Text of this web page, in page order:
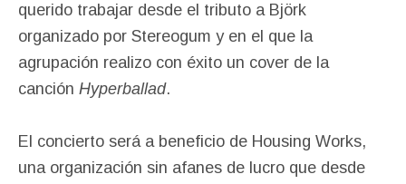
querido trabajar desde el tributo a Björk
organizado por Stereogum y en el que la
agrupación realizo con éxito un cover de la
canción Hyperballad.
El concierto será a beneficio de Housing Works,
una organización sin afanes de lucro que desde